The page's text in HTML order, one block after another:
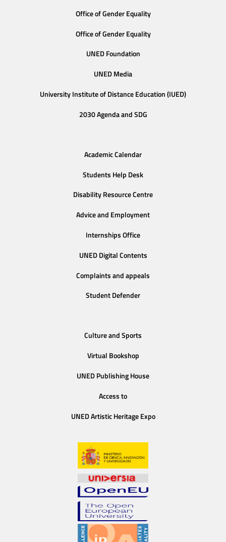
Office of Gender Equality
Office of Gender Equality
UNED Foundation
UNED Media
University Institute of Distance Education (IUED)
2030 Agenda and SDG
Academic Calendar
Students Help Desk
Disability Resource Centre
Advice and Employment
Internships Office
UNED Digital Contents
Complaints and appeals
Student Defender
Culture and Sports
Virtual Bookshop
UNED Publishing House
Access to
UNED Artistic Heritage Expo